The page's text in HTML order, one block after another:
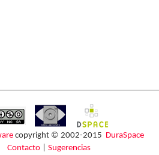
copyright © 2002-2015 DuraSpace
Contacto| Sugerencias